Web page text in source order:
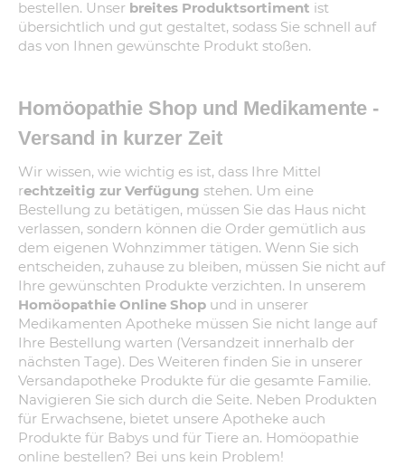
bestellen. Unser breites Produktsortiment ist
übersichtlich und gut gestaltet, sodass Sie schnell auf
das von Ihnen gewünschte Produkt stoßen.
Homöopathie Shop und Medikamente -
Versand in kurzer Zeit
Wir wissen, wie wichtig es ist, dass Ihre Mittel
rechtzeitig zur Verfügung stehen. Um eine
Bestellung zu betätigen, müssen Sie das Haus nicht
verlassen, sondern können die Order gemütlich aus
dem eigenen Wohnzimmer tätigen. Wenn Sie sich
entscheiden, zuhause zu bleiben, müssen Sie nicht auf
Ihre gewünschten Produkte verzichten. In unserem
Homöopathie Online Shop und in unserer
Medikamenten Apotheke müssen Sie nicht lange auf
Ihre Bestellung warten (Versandzeit innerhalb der
nächsten Tage). Des Weiteren finden Sie in unserer
Versandapotheke Produkte für die gesamte Familie.
Navigieren Sie sich durch die Seite. Neben Produkten
für Erwachsene, bietet unsere Apotheke auch
Produkte für Babys und für Tiere an. Homöopathie
online bestellen? Bei uns kein Problem!